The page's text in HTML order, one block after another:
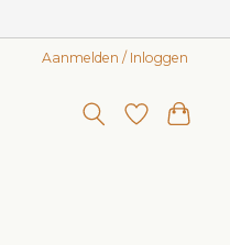
Aanmelden / Inloggen